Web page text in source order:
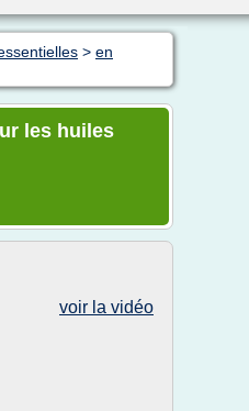
> en
les huiles
voir la vidéo